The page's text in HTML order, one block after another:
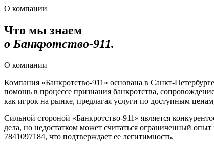
О компании
Что мы знаем
о Банкротство-911.
О компании
Компания «Банкротство-911» основана в Санкт-
помощь в процессе признания банкротства,
как игрок на рынке, предлагая услуги по доступным
Сильной стороной «Банкротство-911» является
дела, но недостатком может считаться ограниченный
7841097184, что подтверждает ее легитимность.